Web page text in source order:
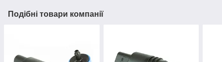
Подібні товари компанії